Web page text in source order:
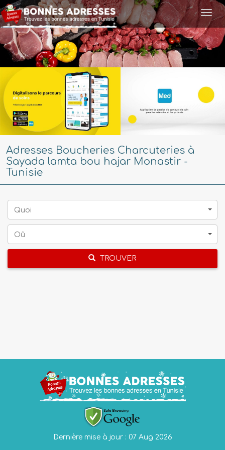
Adresses Boucheries Charcuteries à
Sayada lamta bou hajar Monastir -
Tunisie
Quoi
Oû
TROUVER
Dernière mise à jour : 07 Aug 2026